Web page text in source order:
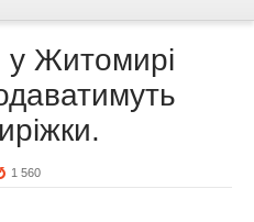
у Житомирі
1 560